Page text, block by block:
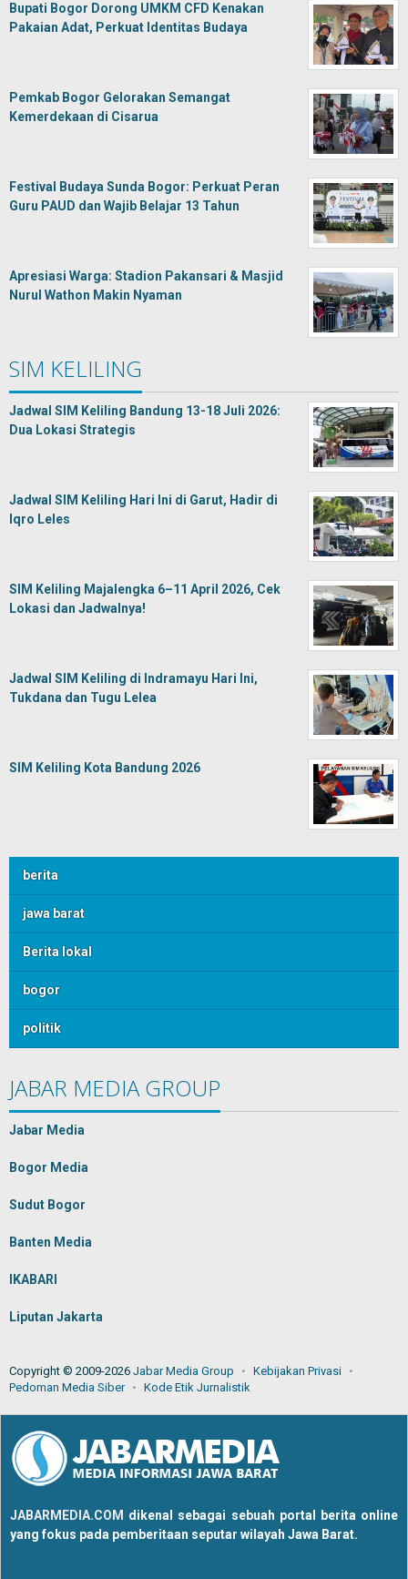
Bupati Bogor Dorong UMKM CFD Kenakan
Pakaian Adat, Perkuat Identitas Budaya
Pemkab Bogor Gelorakan Semangat
Kemerdekaan di Cisarua
Festival Budaya Sunda Bogor: Perkuat Peran
Guru PAUD dan Wajib Belajar 13 Tahun
Apresiasi Warga: Stadion Pakansari & Masjid
Nurul Wathon Makin Nyaman
SIM KELILING
Jadwal SIM Keliling Bandung 13-18 Juli 2026:
Dua Lokasi Strategis
Jadwal SIM Keliling Hari Ini di Garut, Hadir di
Iqro Leles
SIM Keliling Majalengka 6–11 April 2026, Cek
Lokasi dan Jadwalnya!
Jadwal SIM Keliling di Indramayu Hari Ini,
Tukdana dan Tugu Lelea
SIM Keliling Kota Bandung 2026
berita
jawa barat
Berita lokal
bogor
politik
JABAR MEDIA GROUP
Jabar Media
Bogor Media
Sudut Bogor
Banten Media
IKABARI
Liputan Jakarta
Copyright © 2009-2026 Jabar Media Group
Kebijakan Privasi
Pedoman Media Siber
Kode Etik Jurnalistik
JABARMEDIA.COM dikenal sebagai sebuah portal berita online
yang fokus pada pemberitaan seputar wilayah Jawa Barat.